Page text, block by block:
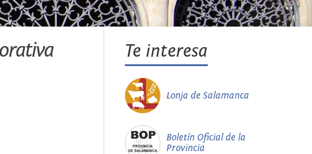
Te interesa
Lonja de Salamanca
Boletín Oficial de la
Provincia